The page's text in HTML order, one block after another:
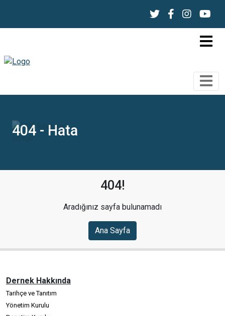
404 - Hata
404!
Aradığınız sayfa bulunamadı
Ana Sayfa
Dernek Hakkında
Tarihçe ve Tanıtım
Yönetim Kurulu